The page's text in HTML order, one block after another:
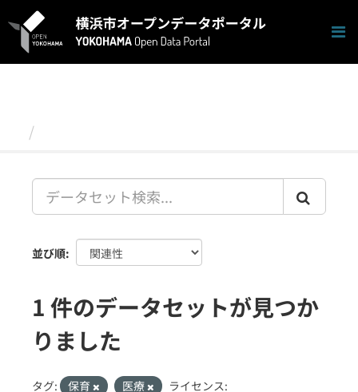
キ
並び順
1 件のデータセットが見つか
りました
タグ: 保育 医療
ライセンス: